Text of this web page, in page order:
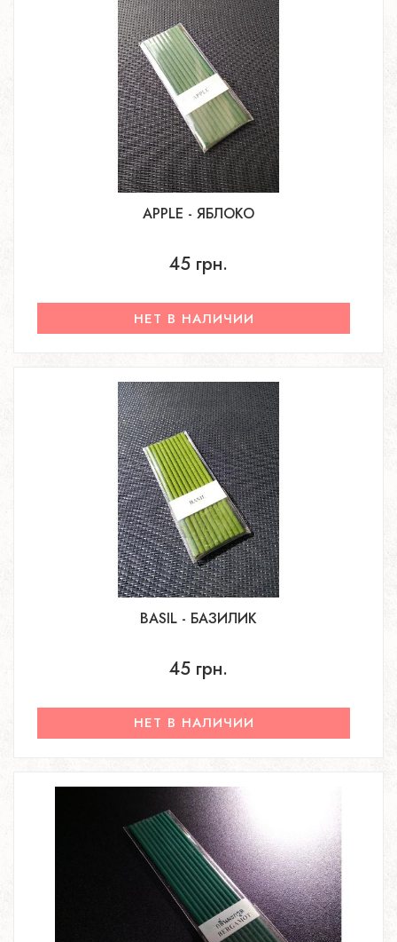
APPLE - ЯБЛОКО
45 грн.
НЕТ В НАЛИЧИИ
BASIL - БАЗИЛИК
45 грн.
НЕТ В НАЛИЧИИ